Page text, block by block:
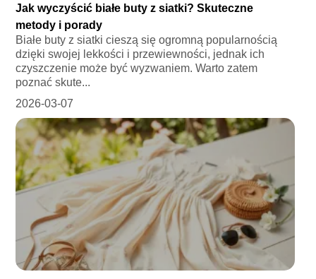
Jak wyczyścić białe buty z siatki? Skuteczne
metody i porady
Białe buty z siatki cieszą się ogromną popularnością
dzięki swojej lekkości i przewiewności, jednak ich
czyszczenie może być wyzwaniem. Warto zatem
poznać skute...
2026-03-07